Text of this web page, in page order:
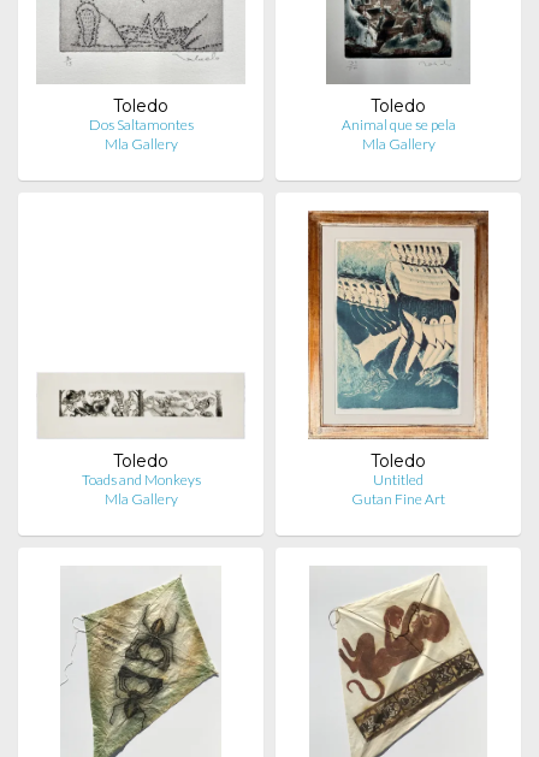
Toledo
Dos Saltamontes
Mla Gallery
Toledo
Animal que se pela
Mla Gallery
Toledo
Toads and Monkeys
Mla Gallery
Toledo
Untitled
Gutan Fine Art